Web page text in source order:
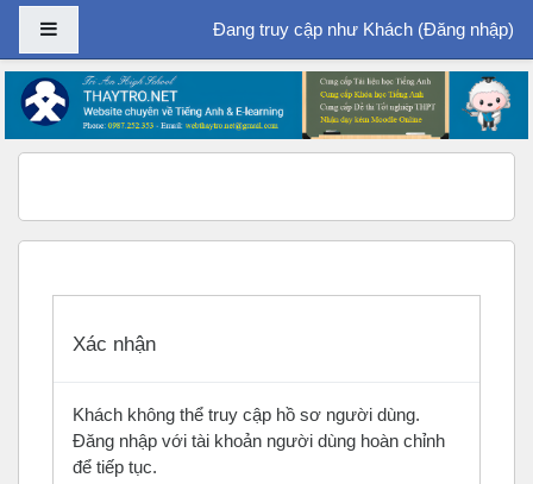
Chuyển tới nội dung chính
Bảng điều khiển cạnhĐang truy cập như Khách (Đăng nhập)
Xác nhận
Khách không thể truy cập hồ sơ người dùng.
Đăng nhập với tài khoản người dùng hoàn chỉnh
để tiếp tục.